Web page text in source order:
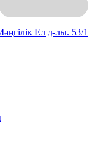
Ел д-лы. 53/1